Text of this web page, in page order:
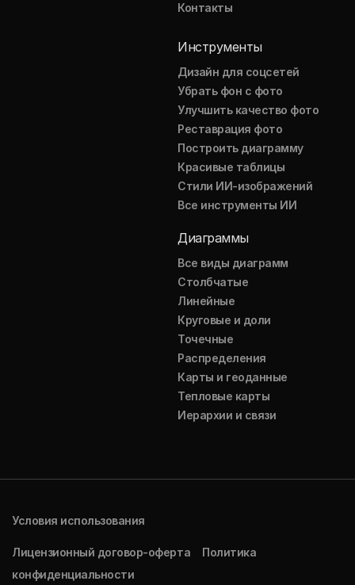
Контакты
Инструменты
Дизайн для соцсетей
Убрать фон с фото
Улучшить качество фото
Реставрация фото
Построить диаграмму
Красивые таблицы
Стили ИИ-изображений
Все инструменты ИИ
Диаграммы
Все виды диаграмм
Столбчатые
Линейные
Круговые и доли
Точечные
Распределения
Карты и геоданные
Тепловые карты
Иерархии и связи
Условия использования
Лицензионный договор-оферта
Политика
конфиденциальности